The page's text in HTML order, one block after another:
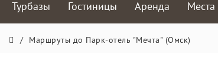
Турбазы Гостиницы Аренда Места
/ Маршруты до Парк-отель "Мечта" (Омск)